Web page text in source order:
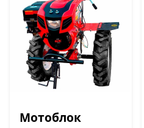
Мотоблок